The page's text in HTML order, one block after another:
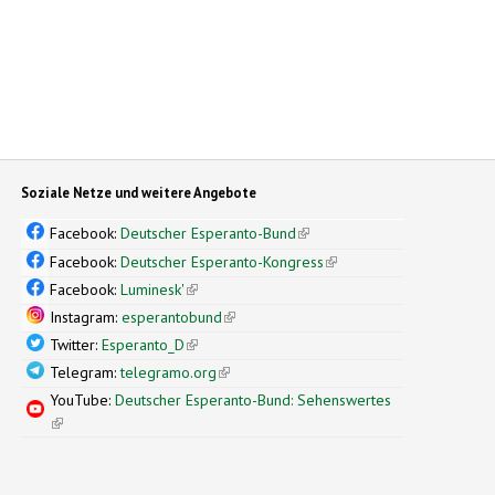
Soziale Netze und weitere Angebote
Facebook:Deutscher Esperanto-Bund(link is external)
Facebook:Deutscher Esperanto-Kongress(link is external)
Facebook:Luminesk'(link is external)
Instagram:esperantobund(link is external)
Twitter:Esperanto_D(link is external)
Telegram:telegramo.org(link is external)
YouTube:Deutscher Esperanto-Bund: Sehenswertes
(link is external)